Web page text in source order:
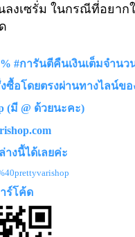
งเซรั่ม ในกรณีที่อยาก
#การันตีคืนเงินเต็มจำนว
ซื้อโดยตรงผ่านทางไลน์ขอ
(มี @ ด้วยนะคะ)
งนี้ได้เลยค่ะ
40prettyvarishop
ร์โค้ด